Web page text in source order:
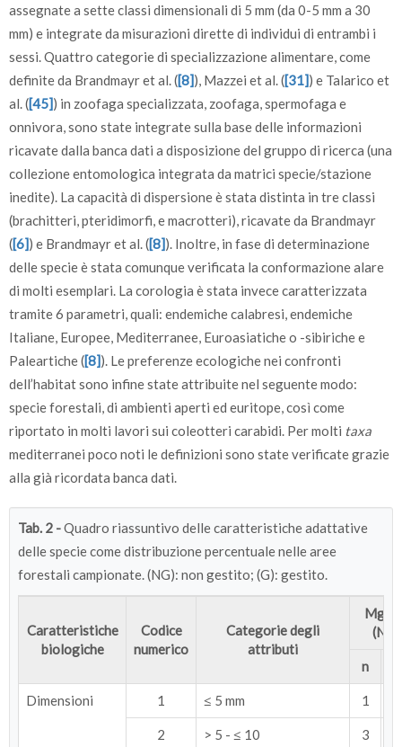
assegnate a sette classi dimensionali di 5 mm (da 0-5 mm a 30
mm) e integrate da misurazioni dirette di individui di entrambi i
sessi. Quattro categorie di specializzazione alimentare, come
definite da Brandmayr et al. ([8]), Mazzei et al. ([31]) e Talarico et
al. ([45]) in zoofaga specializzata, zoofaga, spermofaga e
onnivora, sono state integrate sulla base delle informazioni
ricavate dalla banca dati a disposizione del gruppo di ricerca (una
collezione entomologica integrata da matrici specie/stazione
inedite). La capacità di dispersione è stata distinta in tre classi
(brachitteri, pteridimorfi, e macrotteri), ricavate da Brandmayr
([6]) e Brandmayr et al. ([8]). Inoltre, in fase di determinazione
delle specie è stata comunque verificata la conformazione alare
di molti esemplari. La corologia è stata invece caratterizzata
tramite 6 parametri, quali: endemiche calabresi, endemiche
Italiane, Europee, Mediterranee, Euroasiatiche o -sibiriche e
Paleartiche ([8]). Le preferenze ecologiche nei confronti
dell’habitat sono infine state attribuite nel seguente modo:
specie forestali, di ambienti aperti ed euritope, così come
riportato in molti lavori sui coleotteri carabidi. Per molti taxa
mediterranei poco noti le definizioni sono state verificate grazie
alla già ricordata banca dati.
Tab. 2 -Quadro riassuntivo delle caratteristiche adattative
delle specie come distribuzione percentuale nelle aree
forestali campionate. (NG): non gestito; (G): gestito.
Caratteristiche
biologiche
Codice
numerico
Categorie degli
attributi
Mg
(NG)
n
Dimensioni 1 ≤ 5 mm 1
2 > 5 - ≤ 10 3